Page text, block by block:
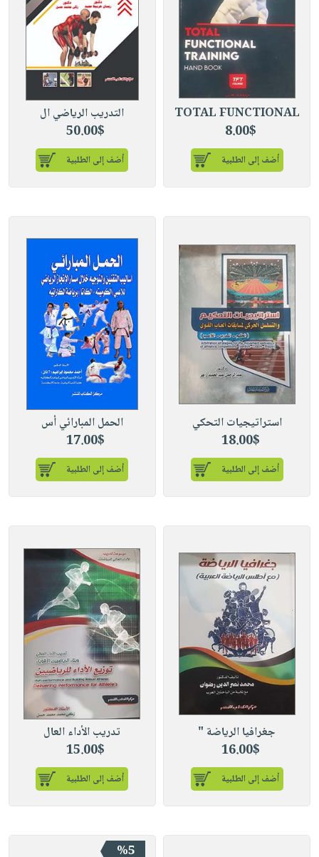
TOTAL FUNCTIONAL
8.00$
أضف إلى الطلبية
التدريب الرياضي ال
50.00$
أضف إلى الطلبية
استراتيجيات التحكي
18.00$
أضف إلى الطلبية
الحمل المبارائي أس
17.00$
أضف إلى الطلبية
جغرافيا الرياضة "
16.00$
أضف إلى الطلبية
تدريب الأداء العال
15.00$
أضف إلى الطلبية
%5